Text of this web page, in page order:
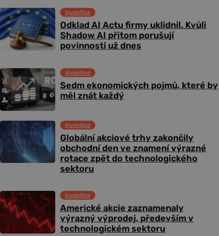
Odklad AI Actu firmy uklidnil. Kvůli
Shadow AI přitom porušují
povinnosti už dnes
Investice
Sedm ekonomických pojmů, které by
měl znát každý
Investice
Globální akciové trhy zakončily
obchodní den ve znamení výrazné
rotace zpět do technologického
sektoru
Investice
Americké akcie zaznamenaly
výrazný výprodej, především v
technologickém sektoru
Investice